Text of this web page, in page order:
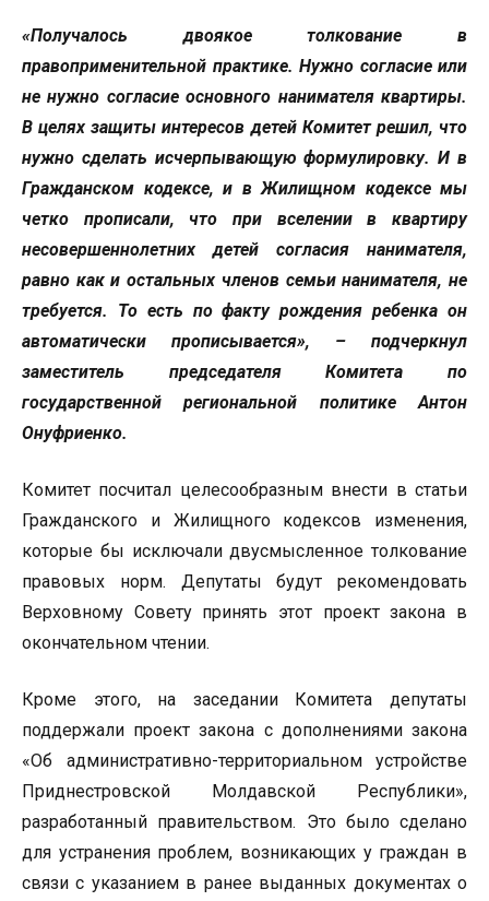
«Получалось двоякое толкование в
правоприменительной практике. Нужно согласие или
не нужно согласие основного нанимателя квартиры.
В целях защиты интересов детей Комитет решил, что
нужно сделать исчерпывающую формулировку. И в
Гражданском кодексе, и в Жилищном кодексе мы
четко прописали, что при вселении в квартиру
несовершеннолетних детей согласия нанимателя,
равно как и остальных членов семьи нанимателя, не
требуется. То есть по факту рождения ребенка он
автоматически прописывается», – подчеркнул
заместитель председателя Комитета по
государственной региональной политике Антон
Онуфриенко.
Комитет посчитал целесообразным внести в статьи
Гражданского и Жилищного кодексов изменения,
которые бы исключали двусмысленное толкование
правовых норм. Депутаты будут рекомендовать
Верховному Совету принять этот проект закона в
окончательном чтении.
Кроме этого, на заседании Комитета депутаты
поддержали проект закона с дополнениями закона
«Об административно-территориальном устройстве
Приднестровской Молдавской Республики»,
разработанный правительством. Это было сделано
для устранения проблем, возникающих у граждан в
связи с указанием в ранее выданных документах о